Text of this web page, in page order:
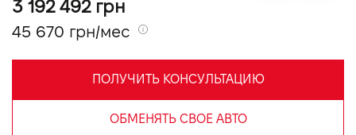
3 192 492 грн
45 670 грн/мес
ПОЛУЧИТЬ КОНСУЛЬТАЦИЮ
ОБМЕНЯТЬ СВОЕ АВТО
Контакты
Підпишись на наш канал та слідкуй за
акціями, послугами та новинками